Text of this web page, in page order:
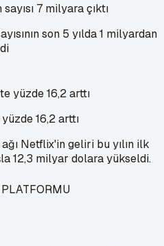
7 milyara çıktı
son 5 yılda 1 milyardan
16,2 arttı
Netflix'in geliri bu yılın ilk
12,3 milyar dolara yükseldi.